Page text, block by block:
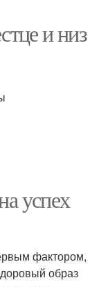
и низ
успех
фактором,
образ